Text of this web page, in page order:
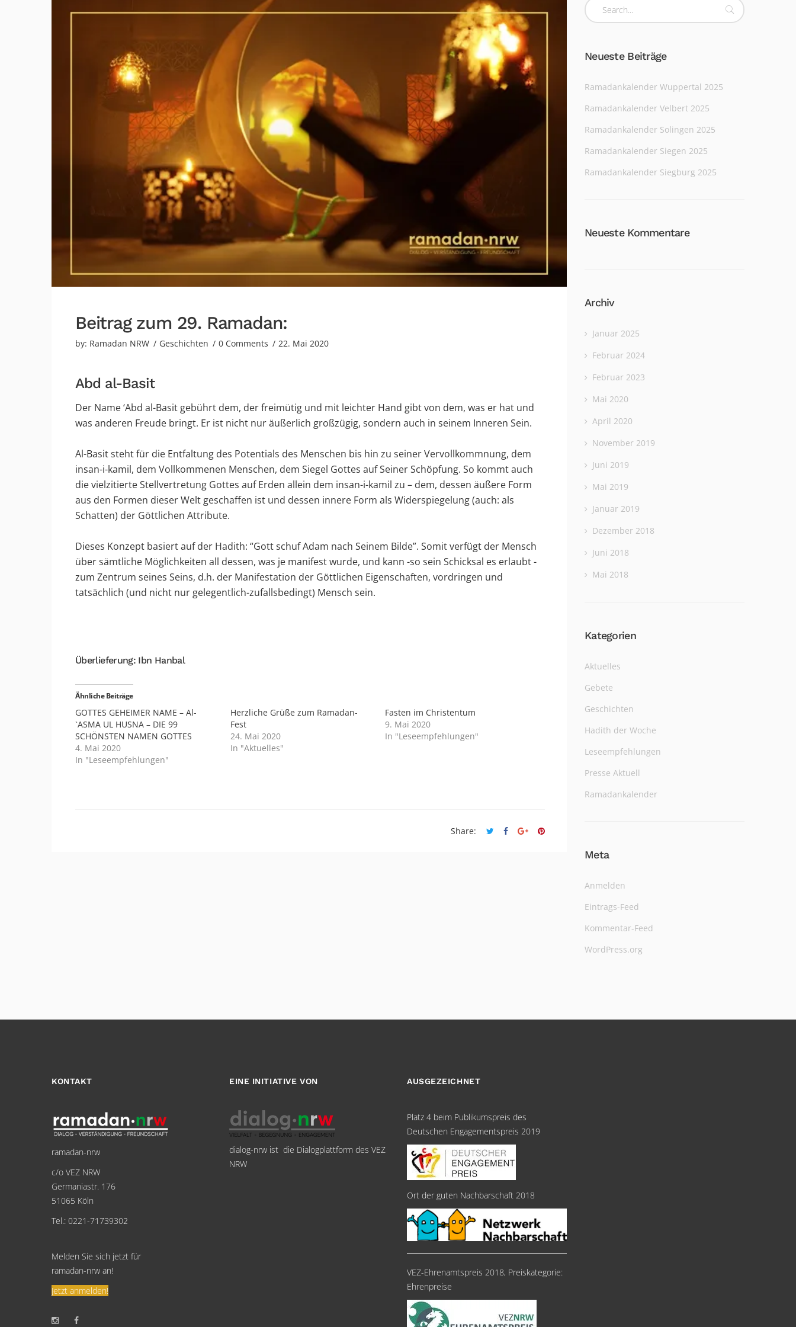
Beitrag zum 29. Ramadan:
by: Ramadan NRW Geschichten 0 Comments 22. Mai 2020
Abd al-Basit
Der Name ‘Abd al-Basit gebührt dem, der freimütig und mit leichter Hand gibt von dem, was er hat und
was anderen Freude bringt. Er ist nicht nur äußerlich großzügig, sondern auch in seinem Inneren Sein.
Al-Basit steht für die Entfaltung des Potentials des Menschen bis hin zu seiner Vervollkommnung, dem
insan-i-kamil, dem Vollkommenen Menschen, dem Sie­gel Gottes auf Seiner Schöpfung. So kommt auch
die vielzitierte Stellvertretung Gottes auf Erden allein dem insan-i-kamil zu – dem, dessen äußere Form
aus den Formen dieser Welt geschaffen ist und dessen innere Form als Widerspiegelung (auch: als
Schatten) der Göttlichen Attribute.
Dieses Konzept basiert auf der Hadith: “Gott schuf Adam nach Seinem Bilde”. Somit verfügt der Mensch
über sämtliche Möglichkeiten all dessen, was je manifest wurde, und kann -so sein Schicksal es erlaubt -
zum Zentrum seines Seins, d.h. der Manifestation der Göttlichen Eigenschaften, vordringen und
tatsächlich (und nicht nur gelegentlich-­zufallsbedingt) Mensch sein.
Überlieferung: Ibn Hanbal
Ähnliche Beiträge
GOTTES GEHEIMER NAME – Al-
`ASMA UL HUSNA – DIE 99
SCHÖNSTEN NAMEN GOTTES
4. Mai 2020
In "Leseempfehlungen"
Herzliche Grüße zum Ramadan-
Fest
24. Mai 2020
In "Aktuelles"
Fasten im Christentum
9. Mai 2020
In "Leseempfehlungen"
Share:
Neueste Beiträge
Ramadankalender Wuppertal 2025
Ramadankalender Velbert 2025
Ramadankalender Solingen 2025
Ramadankalender Siegen 2025
Ramadankalender Siegburg 2025
Neueste Kommentare
Archiv
Januar 2025
Februar 2024
Februar 2023
Mai 2020
April 2020
November 2019
Juni 2019
Mai 2019
Januar 2019
Dezember 2018
Juni 2018
Mai 2018
Kategorien
Aktuelles
Gebete
Geschichten
Hadith der Woche
Leseempfehlungen
Presse Aktuell
Ramadankalender
Meta
Anmelden
Eintrags-Feed
Kommentar-Feed
WordPress.org
KONTAKT
ramadan-nrw
c/o VEZ NRW
Germaniastr. 176
51065 Köln
Tel.: 0221-71739302
Melden Sie sich jetzt für
ramadan-nrw an!
Jetzt anmelden!
EINE INITIATIVE VON
dialog-nrw ist die Dialogplattform des VEZ
NRW
AUSGEZEICHNET
Platz 4 beim Publikumspreis des
Deutschen Engagementspreis 2019
Ort der guten Nachbarschaft 2018
VEZ-Ehrenamtspreis 2018, Preiskategorie:
Ehrenpreise